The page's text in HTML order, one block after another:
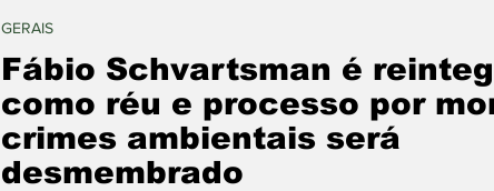
Fábio Schvartsman é
como réu e processo por
crimes ambientais será
desmembrado
GERAIS